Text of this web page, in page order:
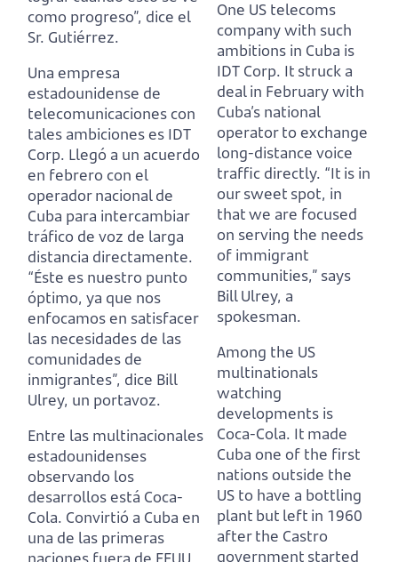
como progreso”, dice el
Sr. Gutiérrez.
Una empresa
estadounidense de
telecomunicaciones con
tales ambiciones es IDT
Corp. Llegó a un acuerdo
en febrero con el
operador nacional de
Cuba para intercambiar
tráfico de voz de larga
distancia directamente.
“Éste es nuestro punto
óptimo, ya que nos
enfocamos en satisfacer
las necesidades de las
comunidades de
inmigrantes”, dice Bill
Ulrey, un portavoz.
Entre las multinacionales
estadounidenses
observando los
desarrollos está Coca-
Cola. Convirtió a Cuba en
una de las primeras
One US telecoms
company with such
ambitions in Cuba is
IDT Corp. It struck a
deal in February with
Cuba’s national
operator to exchange
long-distance voice
traffic directly. “It is in
our sweet spot, in
that we are focused
on serving the needs
of immigrant
communities,” says
Bill Ulrey, a
spokesman.
Among the US
multinationals
watching
developments is
Coca-Cola. It made
Cuba one of the first
nations outside the
US to have a bottling
plant but left in 1960
after the Castro
government started